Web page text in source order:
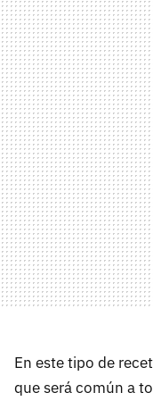
En este tipo de
que será común a